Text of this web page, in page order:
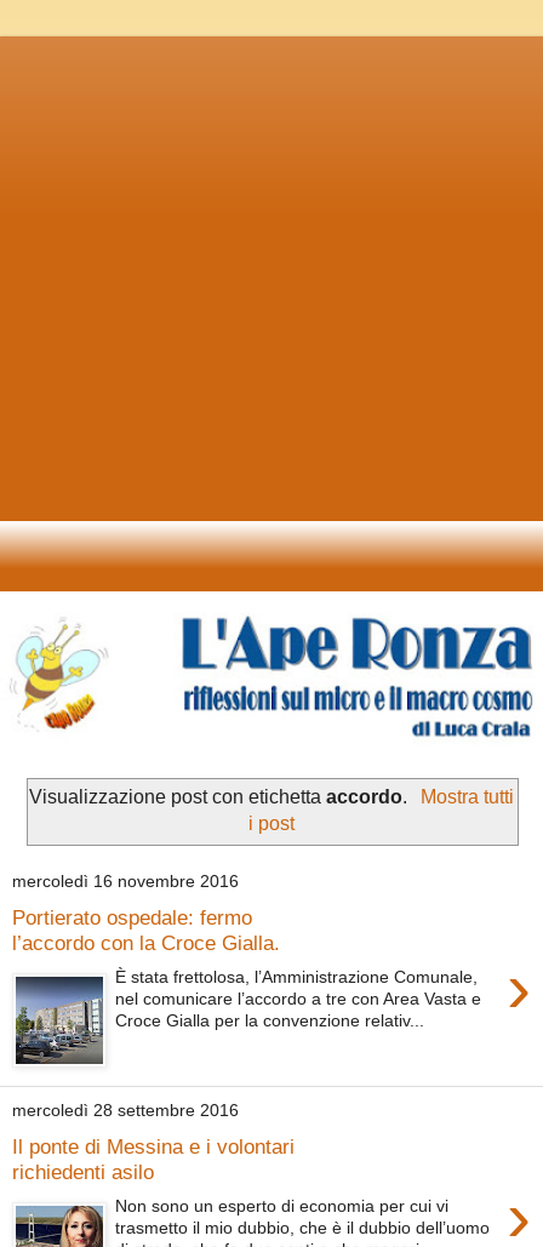
Visualizzazione post con etichettaaccordo.
Mostra tutti
i post
mercoledì 16 novembre 2016
Portierato ospedale: fermo
l’accordo con la Croce Gialla.
›
È stata frettolosa, l’Amministrazione Comunale,
nel comunicare l’accordo a tre con Area Vasta e
Croce Gialla per la convenzione relativ...
mercoledì 28 settembre 2016
Il ponte di Messina e i volontari
richiedenti asilo
›
Non sono un esperto di economia per cui vi
trasmetto il mio dubbio, che è il dubbio dell’uomo